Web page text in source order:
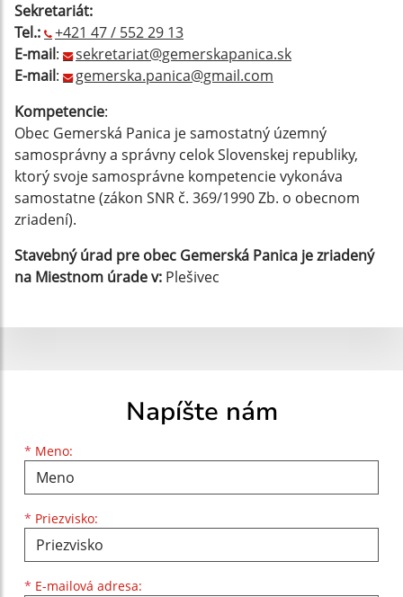
Sekretariát:
Tel.:
+421 47 / 552 29 13
E-mail:
sekretariat@gemerskapanica.sk
E-mail:
gemerska.panica@gmail.com
Kompetencie:
Obec Gemerská Panica je samostatný územný
samosprávny a správny celok Slovenskej republiky,
ktorý svoje samosprávne kompetencie vykonáva
samostatne (zákon SNR č. 369/1990 Zb. o obecnom
zriadení).
Stavebný úrad pre obec Gemerská Panica je zriadený
na Miestnom úrade v: Plešivec
Napíšte nám
* Meno:
Meno
* Priezvisko:
Priezvisko
* E-mailová adresa:
E-mailová adresa